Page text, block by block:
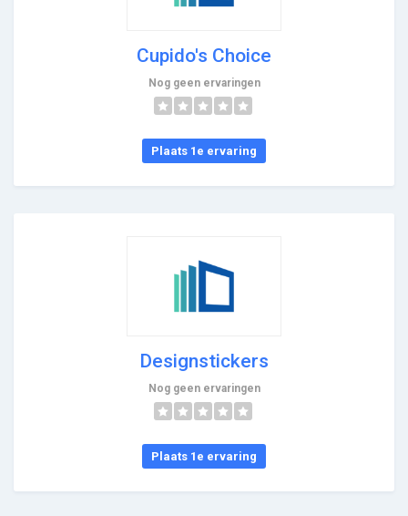
Cupido's Choice
Nog geen ervaringen
Plaats 1e ervaring
Designstickers
Nog geen ervaringen
Plaats 1e ervaring